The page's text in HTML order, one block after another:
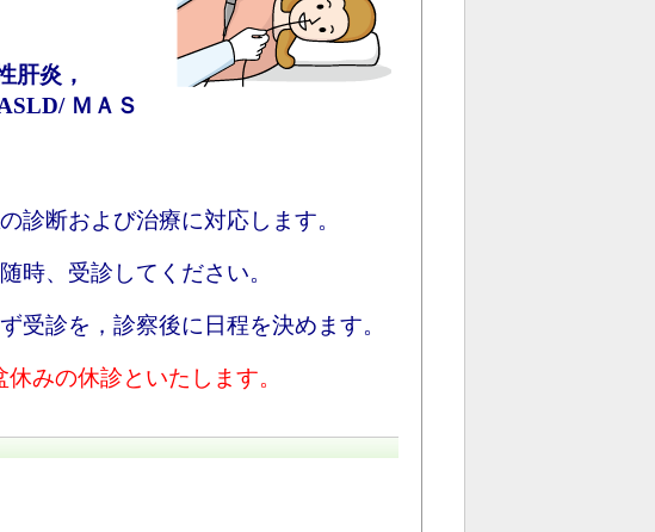
肝炎，
ＭＡＳ
の診断および治療に対応します。
時、受診してください。
受診を，診察後に日程を決めます。
みの休診といたします。